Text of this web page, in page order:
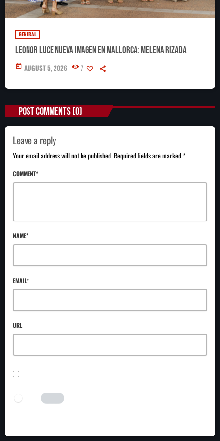
GENERAL
Leonor luce nueva imagen en Mallorca: melena rizada
today AUGUST 5, 2026 7
POST COMMENTS (0)
Leave a reply
Your email address will not be published. Required fields are marked *
COMMENT*
NAME*
EMAIL*
URL
I AM HUMAN